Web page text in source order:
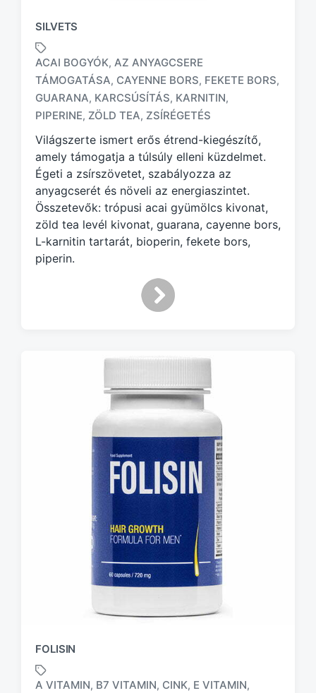
SILVETS
a
g
g
d
w
i
t
h
ACAI BOGYÓK, AZ ANYAGCSERE
TÁMOGATÁSA, CAYENNE BORS, FEKETE BORS,
GUARANA, KARCSÚSÍTÁS, KARNITIN,
PIPERINE, ZÖLD TEA, ZSÍRÉGETÉS
Világszerte ismert erős étrend-kiegészítő,
amely támogatja a túlsúly elleni küzdelmet.
Égeti a zsírszövetet, szabályozza az
anyagcserét és növeli az energiaszintet.
Összetevők: trópusi acai gyümölcs kivonat,
zöld tea levél kivonat, guarana, cayenne bors,
L-karnitin tartarát, bioperin, fekete bors,
piperin.
FOLISIN
A VITAMIN, B7 VITAMIN, CINK, E VITAMIN,